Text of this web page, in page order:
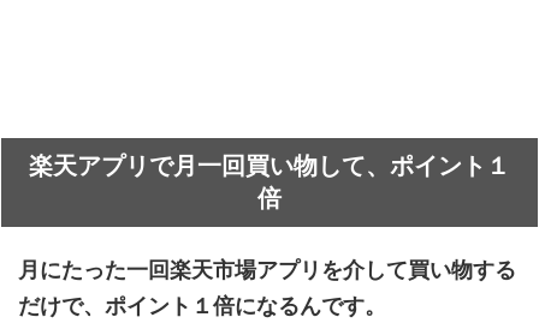
楽天アプリで月一回買い物して、ポイント１
倍
月にたった一回楽天市場アプリを介して買い物する
だけで、ポイント１倍になるんです。